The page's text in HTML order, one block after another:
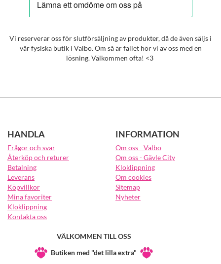
Vi reserverar oss för slutförsäljning av produkter, då de även säljs i
vår fysiska butik i Valbo. Om så är fallet hör vi av oss med en
lösning. Välkommen ofta! <3
HANDLA
Frågor och svar
Återköp och returer
Betalning
Leverans
Köpvillkor
Mina favoriter
Kloklippning
Kontakta oss
INFORMATION
Om oss - Valbo
Om oss - Gävle City
Kloklippning
Om cookies
Sitemap
Nyheter
VÄLKOMMEN TILL OSS
Butiken med "det lilla extra"